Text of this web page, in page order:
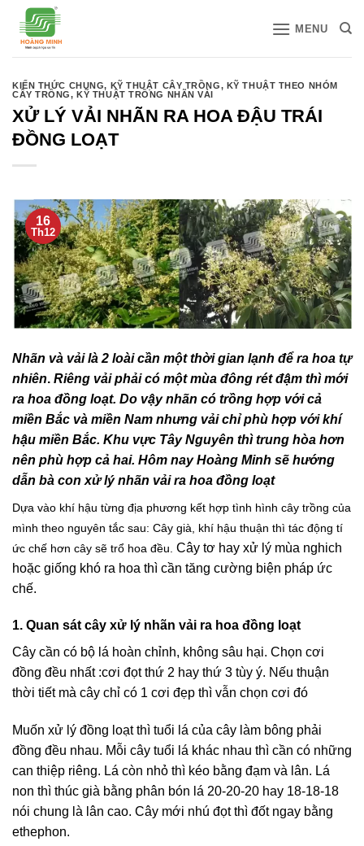
qua
MENU
KIẾN THỨC CHUNG, KỸ THUẬT CÂY TRỒNG, KỸ THUẬT THEO NHÓM
CÂY TRỒNG,KỸ THUẬT TRỒNG NHÃN VẢI
XỬ LÝ VẢI NHÃN RA HOA ĐẬU TRÁI
ĐỒNG LOẠT
16
Th12
Nhãn và vải là 2 loài cần một thời gian lạnh để ra hoa tự
nhiên. Riêng vải phải có một mùa đông rét đậm thì mới
ra hoa đồng loạt. Do vậy nhãn có trồng hợp với cả
miền Bắc và miền Nam nhưng vải chỉ phù hợp với khí
hậu miền Bắc. Khu vực Tây Nguyên thì trung hòa hơn
nên phù hợp cả hai. Hôm nay Hoàng Minh sẽ hướng
dẫn bà con xử lý nhãn vải ra hoa đồng loạt
Dựa vào khí hậu từng địa phương kết hợp tình hình cây trồng của
mình theo nguyên tắc sau: Cây già, khí hậu thuận thì tác động tí
ức chế hơn cây sẽ trổ hoa đều. Cây tơ hay xử lý mùa nghich
hoặc giống khó ra hoa thì cần tăng cường biện pháp ức
chế.
1. Quan sát cây xử lý nhãn vải ra hoa đồng loạt
Cây cần có bộ lá hoàn chỉnh, không sâu hại. Chọn cơi
đồng đều nhất :cơi đọt thứ 2 hay thứ 3 tùy ý. Nếu thuận
thời tiết mà cây chỉ có 1 cơi đẹp thì vẫn chọn cơi đó
Muốn xử lý đồng loạt thì tuổi lá của cây làm bông phải
đồng đều nhau. Mỗi cây tuổi lá khác nhau thì cần có những
can thiệp riêng. Lá còn nhỏ thì kéo bằng đạm và lân. Lá
non thì thúc già bằng phân bón lá 20-20-20 hay 18-18-18
nói chung là lân cao. Cây mới nhú đọt thì đốt ngay bằng
ethephon.